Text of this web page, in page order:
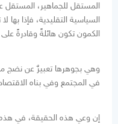
المستقل للجماهير، المستقل
السياسية التقليدية، فإذا بها
الكمون تكون هائلةً وقادرةً
وهي بجوهرها تعبيرٌ عن نضج
في المجتمع وفي بناه
إن وعي هذه الحقيقة، في هذه